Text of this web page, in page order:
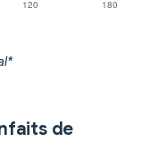
de